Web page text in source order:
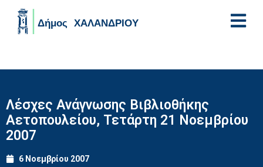
Λέσχες Ανάγνωσης Βιβλιοθήκης
Αετοπουλείου, Τετάρτη 21 Νοεμβρίου
2007
6 Νοεμβρίου 2007